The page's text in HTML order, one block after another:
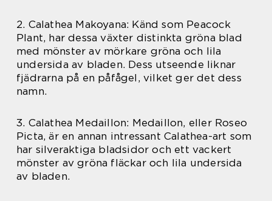
2. Calathea Makoyana: Känd som Peacock
Plant, har dessa växter distinkta gröna blad
med mönster av mörkare gröna och lila
undersida av bladen. Dess utseende liknar
fjädrarna på en påfågel, vilket ger det dess
namn.
3. Calathea Medaillon: Medaillon, eller Roseo
Picta, är en annan intressant Calathea-art som
har silveraktiga bladsidor och ett vackert
mönster av gröna fläckar och lila undersida
av bladen.